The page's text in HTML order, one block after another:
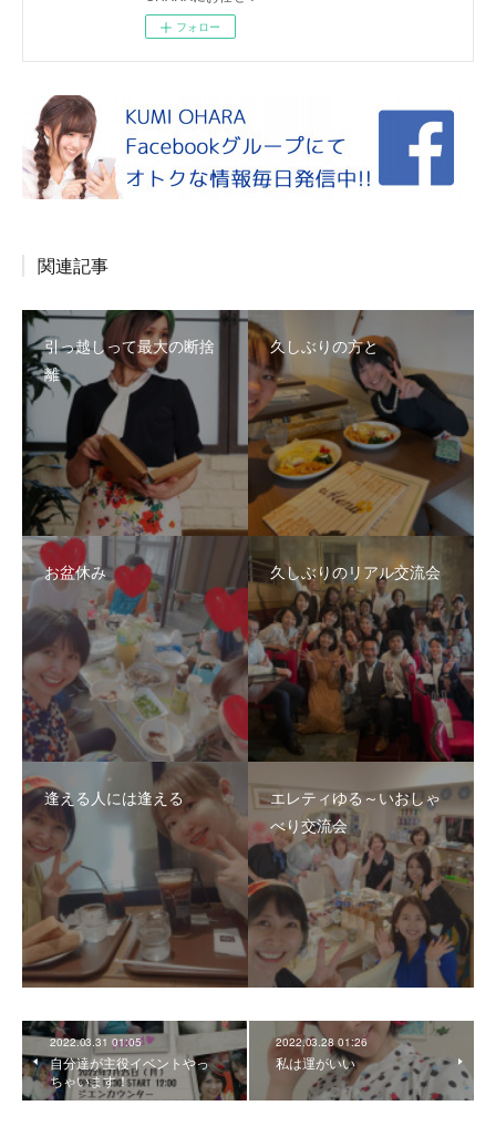
フォロー
関連記事
引っ越しって最大の断捨
離
久しぶりの方と
お盆休み 久しぶりのリアル交流会
逢える人には逢える
エレティゆる～いおしゃ
べり交流会
2022.03.31 01:05
自分達が主役イベントやっ
ちゃいます！
2022.03.28 01:26
私は運がいい